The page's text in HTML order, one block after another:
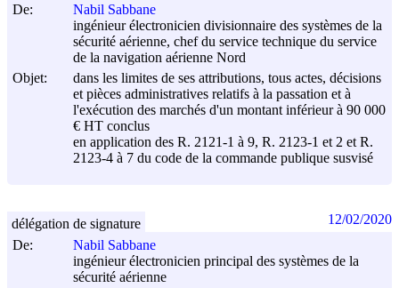
De:
Nabil Sabbane
ingénieur électronicien divisionnaire des systèmes de la
sécurité aérienne, chef du service technique du service
de la navigation aérienne Nord
Objet:
dans les limites de ses attributions, tous actes, décisions
et pièces administratives relatifs à la passation et à
l'exécution des marchés d'un montant inférieur à 90 000
€ HT conclus
en application des R. 2121-1 à 9, R. 2123-1 et 2 et R.
2123-4 à 7 du code de la commande publique susvisé
De:
Nabil Sabbane
ingénieur électronicien principal des systèmes de la
sécurité aérienne
délégation de signature 12/02/2020